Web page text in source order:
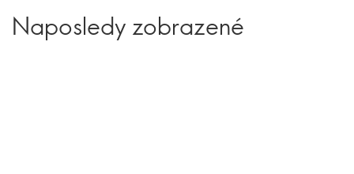
Naposledy zobrazené